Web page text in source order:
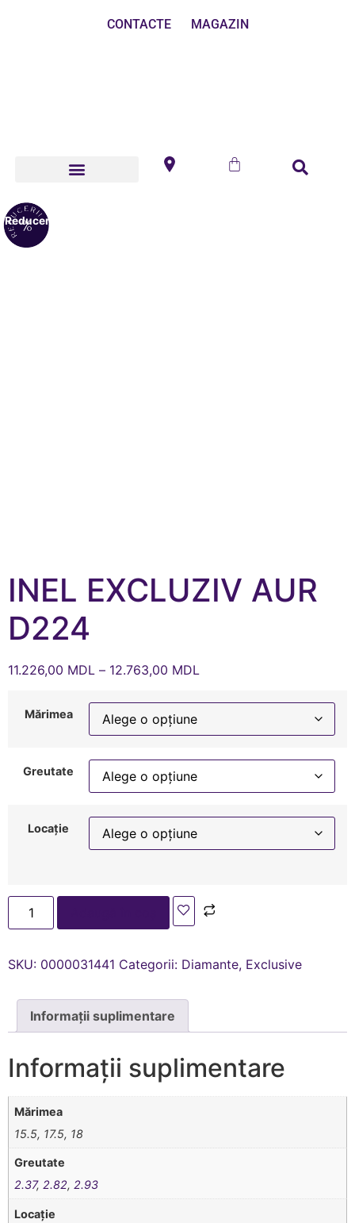
CONTACTE MAGAZIN
Reduceri!
INEL EXCLUZIV AUR
D224
11.226,00 MDL – 12.763,00 MDL
Mărimea
Greutate
Locație
SKU: 0000031441 Categorii: Diamante, Exclusive
Informații suplimentare
Informații suplimentare
Mărimea
15.5, 17.5, 18
Greutate
2.37, 2.82, 2.93
Locație